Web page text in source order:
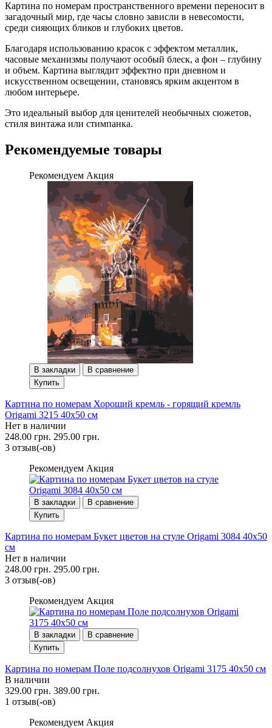
Картина по номерам пространственного времени переносит в
загадочный мир, где часы словно зависли в невесомости,
среди сияющих бликов и глубоких цветов.
Благодаря использованию красок с эффектом металлик,
часовые механизмы получают особый блеск, а фон – глубину
и объем. Картина выглядит эффектно при дневном и
искусственном освещении, становясь ярким акцентом в
любом интерьере.
Это идеальный выбор для ценителей необычных сюжетов,
стиля винтажа или стимпанка.
Рекомендуемые товары
Рекомендуем Акция
В закладки
В сравнение
Купить
Картина по номерам Хороший кремль - горящий кремль
Origami 3215 40x50 см
Нет в наличии
248.00 грн. 295.00 грн.
3 отзыв(-ов)
Рекомендуем Акция
В закладки
В сравнение
Купить
Картина по номерам Букет цветов на стуле Origami 3084 40x50
см
Нет в наличии
248.00 грн. 295.00 грн.
3 отзыв(-ов)
Рекомендуем Акция
В закладки
В сравнение
Купить
Картина по номерам Поле подсолнухов Origami 3175 40x50 см
В наличии
329.00 грн. 389.00 грн.
1 отзыв(-ов)
Рекомендуем Акция